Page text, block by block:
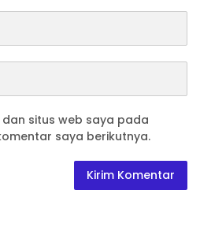
dan situs web saya pada
saya berikutnya.